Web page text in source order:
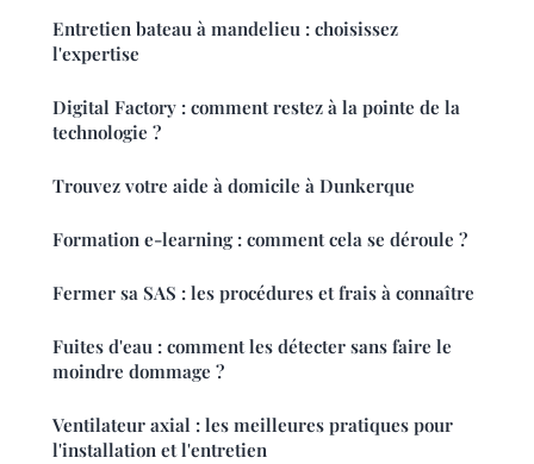
Entretien bateau à mandelieu : choisissez
l'expertise
Digital Factory : comment restez à la pointe de la
technologie ?
Trouvez votre aide à domicile à Dunkerque
Formation e-learning : comment cela se déroule ?
Fermer sa SAS : les procédures et frais à connaître
Fuites d'eau : comment les détecter sans faire le
moindre dommage ?
Ventilateur axial : les meilleures pratiques pour
l'installation et l'entretien